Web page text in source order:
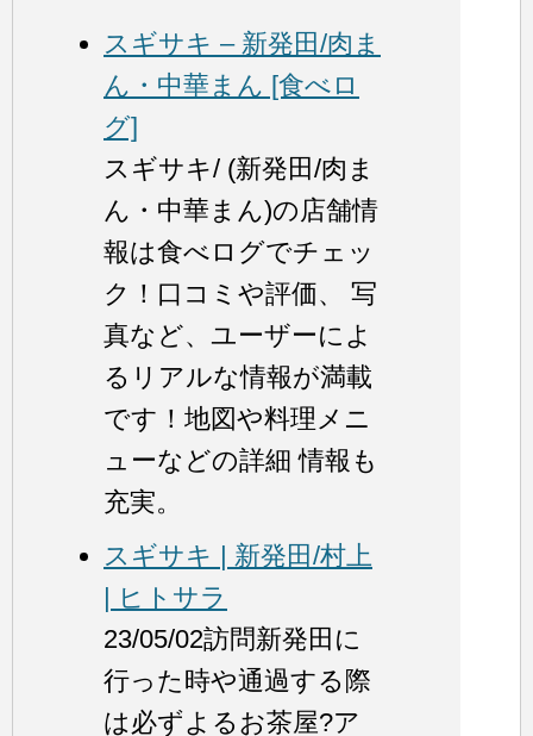
スギサキ – 新発田/肉ま
ん・中華まん [食べロ
グ]
スギサキ/ (新発田/肉ま
ん・中華まん)の店舗情
報は食べログでチェッ
ク！口コミや評価、 写
真など、ユーザーによ
るリアルな情報が満載
です！地図や料理メニ
ューなどの詳細 情報も
充実。
スギサキ | 新発田/村上
| ヒトサラ
23/05/02訪問新発田に
行った時や通過する際
は必ずよるお茶屋?ア